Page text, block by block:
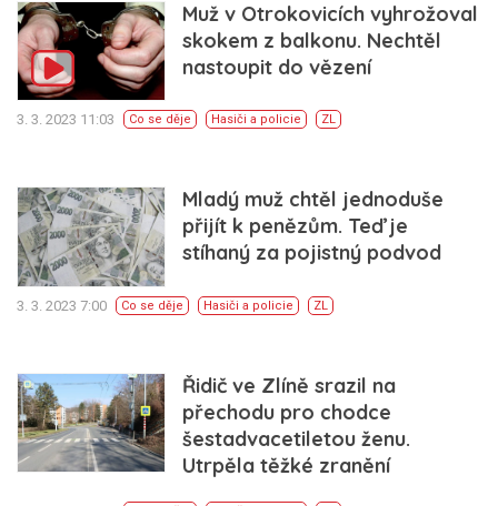
Muž v Otrokovicích vyhrožoval
skokem z balkonu. Nechtěl
nastoupit do vězení
3. 3. 2023 11:03 Co se děje Hasiči a policie ZL
Mladý muž chtěl jednoduše
přijít k penězům. Teď je
stíhaný za pojistný podvod
3. 3. 2023 7:00 Co se děje Hasiči a policie ZL
Řidič ve Zlíně srazil na
přechodu pro chodce
šestadvacetiletou ženu.
Utrpěla těžké zranění